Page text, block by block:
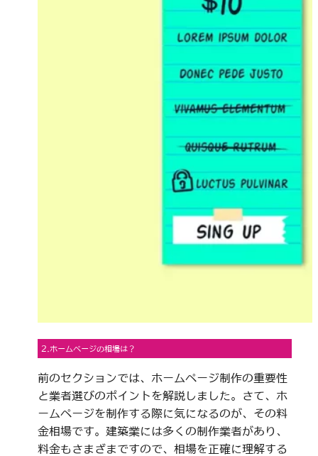
2.ホームページの相場は？
前のセクションでは、ホームページ制作の重要性
と業者選びのポイントを解説しました。さて、ホ
ームページを制作する際に気になるのが、その料
金相場です。建築業には多くの制作業者があり、
料金もさまざまですので、相場を正確に理解する